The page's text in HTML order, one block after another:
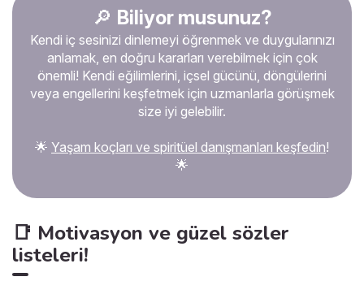
veriyor, ve hayat onlar için
de zorlaşıyor. Beni bir
prenses gibi mi büyüttüler?
Gereksinimlerimin gözden
geçirilmesi gerekir mi? Bu
kronik tatminsizlik nereden
geliyor? İşte açıklaması.
🔎 Biliyor musunuz?
Kendi iç sesinizi dinlemeyi öğrenmek ve duygularınızı
anlamak, en doğru kararları verebilmek için çok
önemli! Kendi eğilimlerini, içsel gücünü, döngülerini
veya engellerini keşfetmek için uzmanlarla görüşmek
size iyi gelebilir.
🌟 Yaşam koçları ve spiritüel danışmanları keşfedin!
🌟
📑 Motivasyon ve güzel sözler
listeleri!